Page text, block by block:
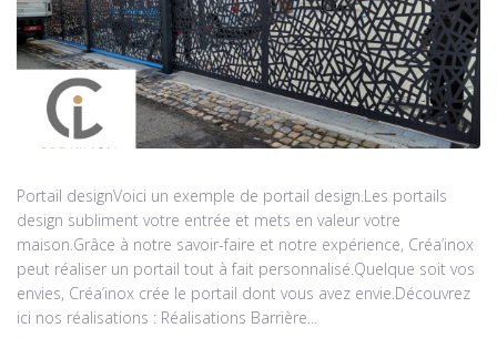
Portail designVoici un exemple de portail design.Les portails
design subliment votre entrée et mets en valeur votre
maison.Grâce à notre savoir-faire et notre expérience, Créa’inox
peut réaliser un portail tout à fait personnalisé.Quelque soit vos
envies, Créa’inox crée le portail dont vous avez envie.Découvrez
ici nos réalisations : Réalisations Barrière...